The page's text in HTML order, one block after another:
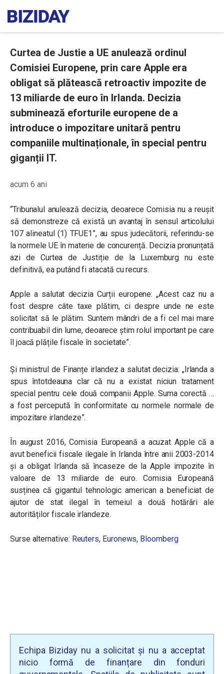
Curtea de Justie a UE anulează ordinul
Comisiei Europene, prin care Apple era
obligat să plătească retroactiv impozite de
13 miliarde de euro în Irlanda. Decizia
subminează eforturile europene de a
introduce o impozitare unitară pentru
companiile multinaționale, în special pentru
giganții IT.
acum 6 ani
“Tribunalul anulează decizia, deoarece Comisia nu a reușit
să demonstreze că există un avantaj în sensul articolului
107 alineatul (1) TFUE1”, au spus judecătorii, referindu-se
la normele UE în materie de concurență. Decizia pronunțată
azi de Curtea de Justiție de la Luxemburg nu este
definitivă, ea putând fi atacată cu recurs.
Apple a salutat decizia Curții europene: „Acest caz nu a
fost despre câte taxe plătim, ci despre unde ne este
solicitat să le plătim. Suntem mândri de a fi cel mai mare
contribuabil din lume, deoarece știm rolul important pe care
îl joacă plățile fiscale în societate”.
Și ministrul de Finanțe irlandez a salutat decizia: „Irlanda a
spus întotdeauna clar că nu a existat niciun tratament
special pentru cele două companii Apple. Suma corectă …
a fost percepută în conformitate cu normele normale de
impozitare irlandeze”.
În august 2016, Comisia Europeană a acuzat Apple că a
avut beneficii fiscale ilegale în Irlanda între anii 2003-2014
și a obligat Irlanda să încaseze de la Apple impozite în
valoare de 13 miliarde de euro. Comisia Europeană
susținea că gigantul tehnologic american a beneficiat de
ajutor de stat ilegal în temeiul a două hotărâri ale
autorităților fiscale irlandeze.
Surse alternative: Reuters, Euronews, Bloomberg
Echipa Biziday nu a solicitat și nu a acceptat
nicio formă de finanțare din fonduri